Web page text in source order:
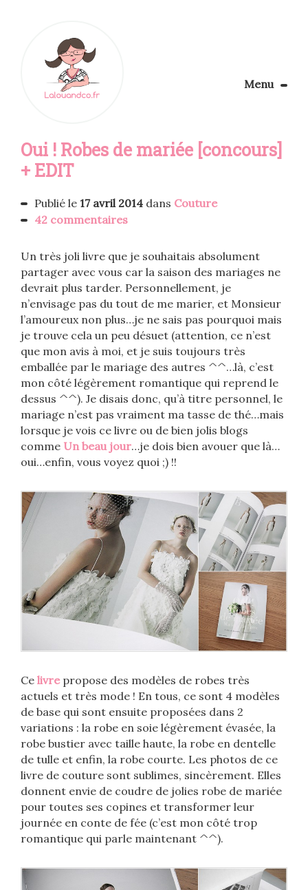
Menu
Apprendre la couture
Oui ! Robes de mariée [concours]
+ EDIT
Publié le 17 avril 2014 dans Couture
42 commentaires
Un très joli livre que je souhaitais absolument
partager avec vous car la saison des mariages ne
devrait plus tarder. Personnellement, je
n’envisage pas du tout de me marier, et Monsieur
l’amoureux non plus…je ne sais pas pourquoi mais
je trouve cela un peu désuet (attention, ce n’est
que mon avis à moi, et je suis toujours très
emballée par le mariage des autres ^^…là, c’est
mon côté légèrement romantique qui reprend le
dessus ^^). Je disais donc, qu’à titre personnel, le
mariage n’est pas vraiment ma tasse de thé…mais
lorsque je vois ce livre ou de bien jolis blogs
comme Un beau jour…je dois bien avouer que là…
oui…enfin, vous voyez quoi ;) !!
Ce livre propose des modèles de robes très
actuels et très mode ! En tous, ce sont 4 modèles
de base qui sont ensuite proposées dans 2
variations : la robe en soie légèrement évasée, la
robe bustier avec taille haute, la robe en dentelle
de tulle et enfin, la robe courte. Les photos de ce
livre de couture sont sublimes, sincèrement. Elles
donnent envie de coudre de jolies robe de mariée
pour toutes ses copines et transformer leur
journée en conte de fée (c’est mon côté trop
romantique qui parle maintenant ^^).